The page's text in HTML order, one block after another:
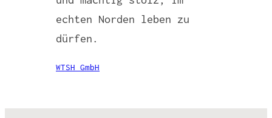
echten Norden leben zu
dürfen.
WTSH GmbH